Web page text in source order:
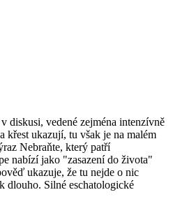
diskusi, vedené zejména intenzívně
křest ukazují, tu však je na malém
Nebraňte, který patří
nabízí jako "zasazení do života"
ukazuje, že tu nejde o nic
dlouho. Silné eschatologické